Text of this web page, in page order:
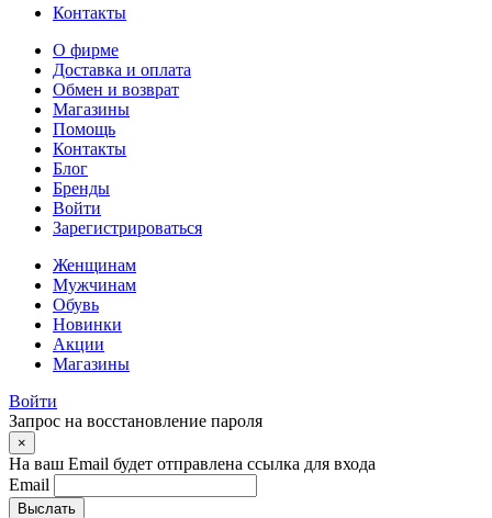
Контакты
О фирме
Доставка и оплата
Обмен и возврат
Магазины
Помощь
Контакты
Блог
Бренды
Войти
Зарегистрироваться
Женщинам
Мужчинам
Обувь
Новинки
Акции
Магазины
Войти
Запрос на восстановление пароля
×
На ваш Email будет отправлена ссылка для входа
Email
Выслать